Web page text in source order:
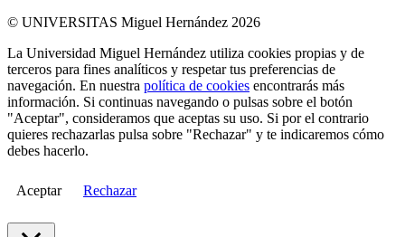
© UNIVERSITAS Miguel Hernández 2026
La Universidad Miguel Hernández utiliza cookies propias y de
terceros para fines analíticos y respetar tus preferencias de
navegación. En nuestra política de cookies encontrarás más
información. Si continuas navegando o pulsas sobre el botón
"Aceptar", consideramos que aceptas su uso. Si por el contrario
quieres rechazarlas pulsa sobre "Rechazar" y te indicaremos cómo
debes hacerlo.
Aceptar Rechazar